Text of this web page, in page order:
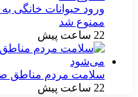
ورود حیوانات خانگی
ممنوع شد
22 ساعت پیش
سلامت مردم مناطق
22 ساعت پیش